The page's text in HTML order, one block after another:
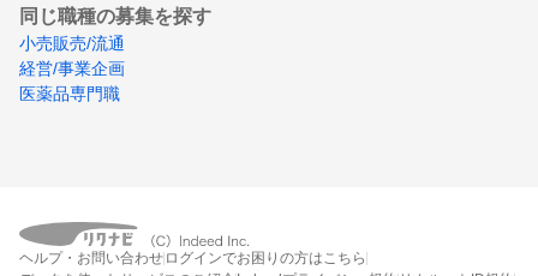
同じ職種の募集を探す
小売販売/流通
経営/事業企画
医薬品専門職
ヘルプ・お問い合わせ ログインでお困りの方はこちら